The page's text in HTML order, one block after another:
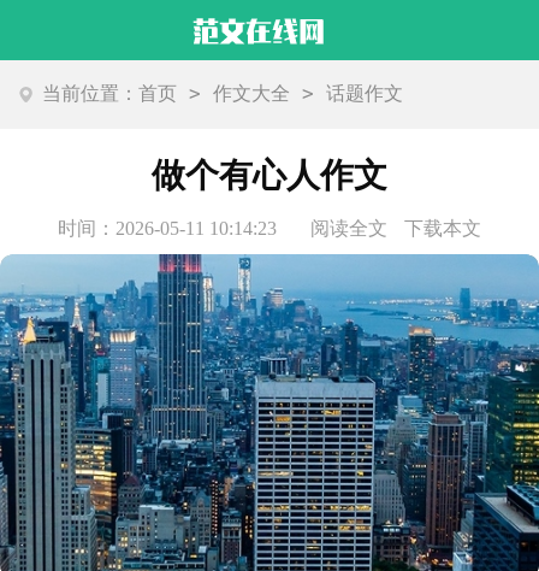
当前位置：首页 > 作文大全 > 话题作文
做个有心人作文
时间：2026-05-11 10:14:23 阅读全文 下载本文